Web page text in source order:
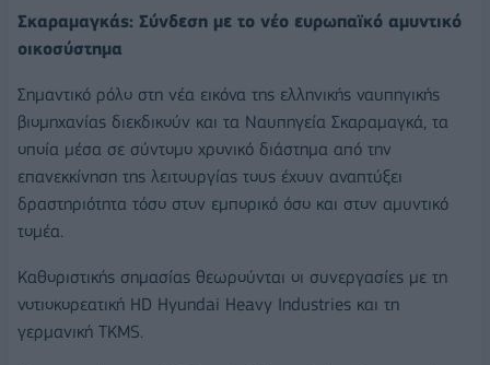
Σκαραμαγκάς: Σύνδεση με το νέο ευρωπαϊκό αμυντικό
οικοσύστημα
Σημαντικό ρόλο στη νέα εικόνα της ελληνικής ναυπηγικής
βιομηχανίας διεκδικούν και τα Ναυπηγεία Σκαραμαγκά, τα
οποία μέσα σε σύντομο χρονικό διάστημα από την
επανεκκίνηση της λειτουργίας τους έχουν αναπτύξει
δραστηριότητα τόσο στον εμπορικό όσο και στον αμυντικό
τομέα.
Καθοριστικής σημασίας θεωρούνται οι συνεργασίες με τη
νοτιοκορεατική HD Hyundai Heavy Industries και τη
γερμανική TKMS.